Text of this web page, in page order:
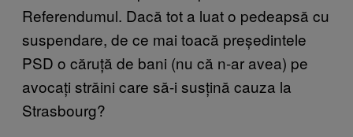
Referendumul. Dacă tot a luat o pedeapsă cu
suspendare, de ce mai toacă președintele
PSD o căruță de bani (nu că n-ar avea) pe
avocați străini care să-i susțină cauza la
Strasbourg?